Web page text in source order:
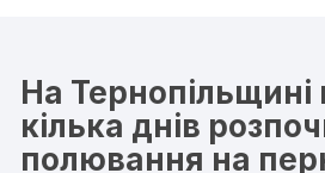
На Тернопільщині
кілька днів
полювання на